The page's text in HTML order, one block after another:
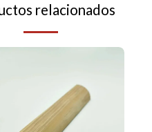
relacionados